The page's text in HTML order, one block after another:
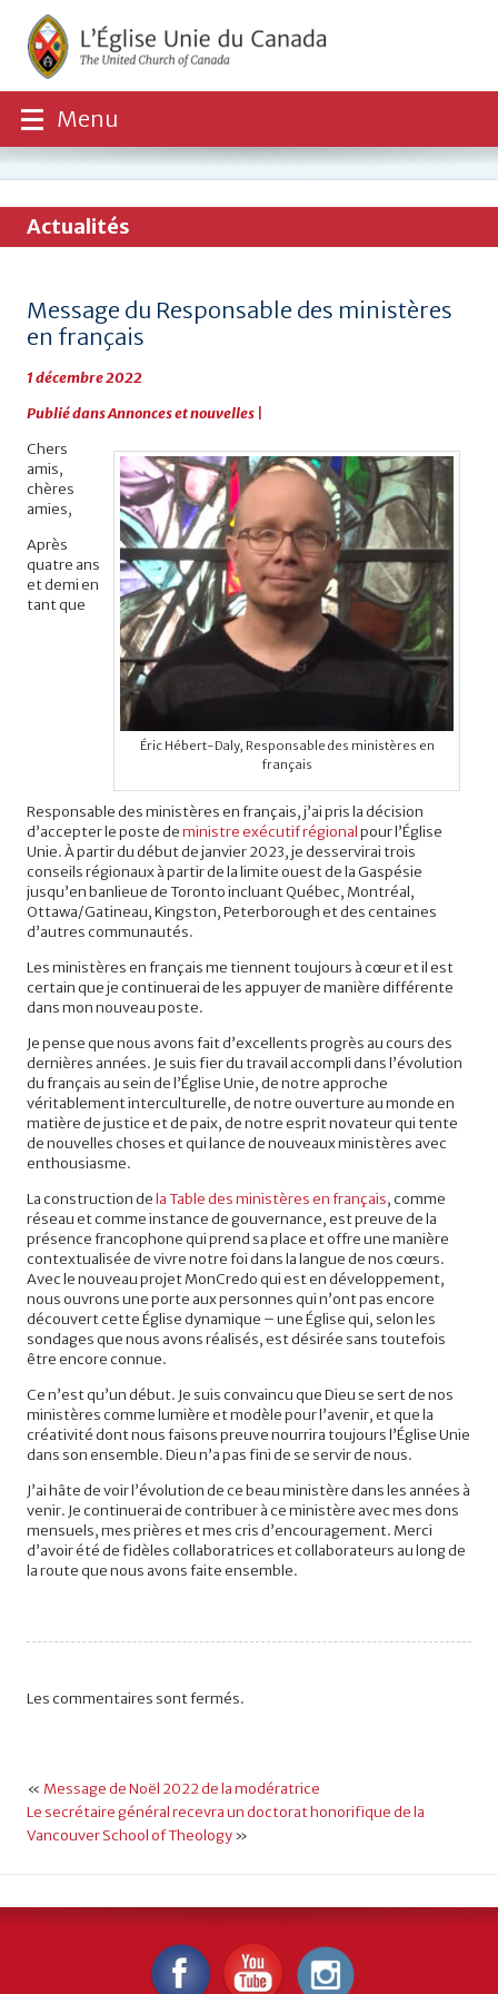
Menu
Actualités
Message du Responsable des ministères
en français
1 décembre 2022
Publié dansAnnonces et nouvelles
Éric Hébert-Daly, Responsable des ministères en
français
Chers
amis,
chères
amies,
Après
quatre ans
et demi en
tant que
Responsable des ministères en français, j’ai pris la décision
d’accepter le poste deministre exécutif régionalpour l’Église
Unie.À partir du début de janvier 2023, je desservirai trois
conseils régionaux à partir de la limite ouest de la Gaspésie
jusqu’en banlieue de Toronto incluant Québec, Montréal,
Ottawa/Gatineau, Kingston, Peterborough et des centaines
d’autres communautés.
Les ministères en français me tiennent toujours à cœur et il est
certain que je continuerai de les appuyer de manière différente
dans mon nouveau poste.
Je pense que nous avons fait d’excellents progrès au cours des
dernières années. Je suis fier du travail accompli dans l’évolution
du français au sein de l’Église Unie, de notre approche
véritablement interculturelle, de notre ouverture au monde en
matière de justice et de paix, de notre esprit novateur qui tente
de nouvelles choses et qui lance de nouveaux ministères avec
enthousiasme.
La construction dela Table des ministères en français, comme
réseau et comme instance de gouvernance, est preuve de la
présence francophone qui prend sa place et offre une manière
contextualisée de vivre notre foi dans la langue de nos cœurs.
Avec le nouveau projet MonCredo qui est en développement,
nous ouvrons une porte aux personnes qui n’ont pas encore
découvert cette Église dynamique – une Église qui, selon les
sondages que nous avons réalisés, est désirée sans toutefois
être encore connue.
Ce n’est qu’un début. Je suis convaincu que Dieu se sert de nos
ministères comme lumière et modèle pour l’avenir, et que la
créativité dont nous faisons preuve nourrira toujours l’Église Unie
dans son ensemble. Dieu n’a pas fini de se servir de nous.
J’ai hâte de voir l’évolution de ce beau ministère dans les années à
venir. Je continuerai de contribuer à ce ministère avec mes dons
mensuels, mes prières et mes cris d’encouragement. Merci
d’avoir été de fidèles collaboratrices et collaborateurs au long de
la route que nous avons faite ensemble.
Les commentaires sont fermés.
« Message de Noël 2022 de la modératrice
Le secrétaire général recevra un doctorat honorifique de la
Vancouver School of Theology»